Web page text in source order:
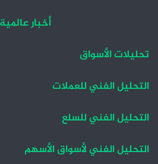
أخبار عالمية
تحليلات الأسواق
التحليل الفني للعملات
التحليل الفني للسلع
التحليل الفني لأسواق الأسهم